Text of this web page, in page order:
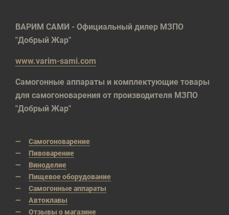
ВАРИМ САМИ - Официальный дилер МЗПО
"Добрый Жар"
www.varim-sami.com
Самогонные аппараты и комплектующие товары
для самогоноварения от производителя МЗПО
"Добрый Жар"
Самогоноварение
Пивоварение
Виноделие
Пищевое оборудование
Самогонные аппараты
Автоклавы
Отзывы о магазине